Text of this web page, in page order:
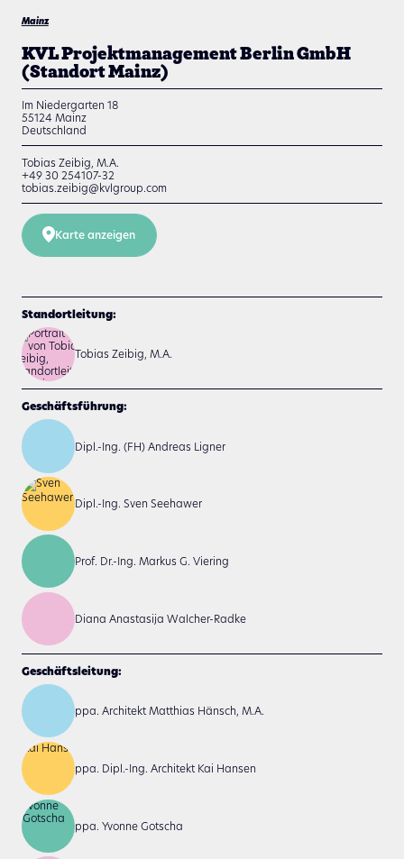
Mainz
KVL Projektmanagement Berlin GmbH
(Standort Mainz)
Im Niedergarten 18
55124 Mainz
Deutschland
Tobias Zeibig, M.A.
+49 30 254107-32
tobias.zeibig@kvlgroup.com
Karte anzeigen
Standortleitung:
Tobias Zeibig, M.A.
Geschäftsführung:
Dipl.-Ing. (FH) Andreas Ligner
Dipl.-Ing. Sven Seehawer
Prof. Dr.-Ing. Markus G. Viering
Diana Anastasija Walcher-Radke
Geschäftsleitung:
ppa. Architekt Matthias Hänsch, M.A.
ppa. Dipl.-Ing. Architekt Kai Hansen
ppa. Yvonne Gotscha